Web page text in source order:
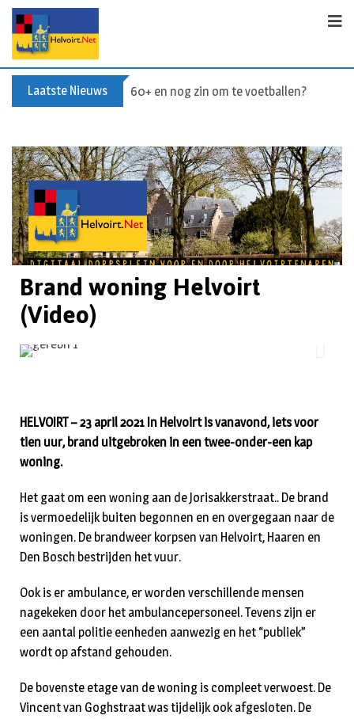
Laatste Nieuws Buxusplanten in brand in Biezenmortel,
Brand woning Helvoirt
(Video)
HELVOIRT – 23 april 2021 In Helvoirt is vanavond, iets voor
tien uur, brand uitgebroken in een twee-onder-een kap
woning.
Het gaat om een woning aan de Jorisakkerstraat.. De brand
is vermoedelijk buiten begonnen en en overgegaan naar de
woningen. De brandweer korpsen van Helvoirt, Haaren en
Den Bosch bestrijden het vuur.
Ook is er ambulance, er worden verschillende mensen
nagekeken door het ambulancepersoneel. Tevens zijn er
een aantal politie eenheden aanwezig en het “publiek”
wordt op afstand gehouden.
De bovenste etage van de woning is compleet verwoest. De
Vincent van Goghstraat was tijdelijk ook afgesloten. De